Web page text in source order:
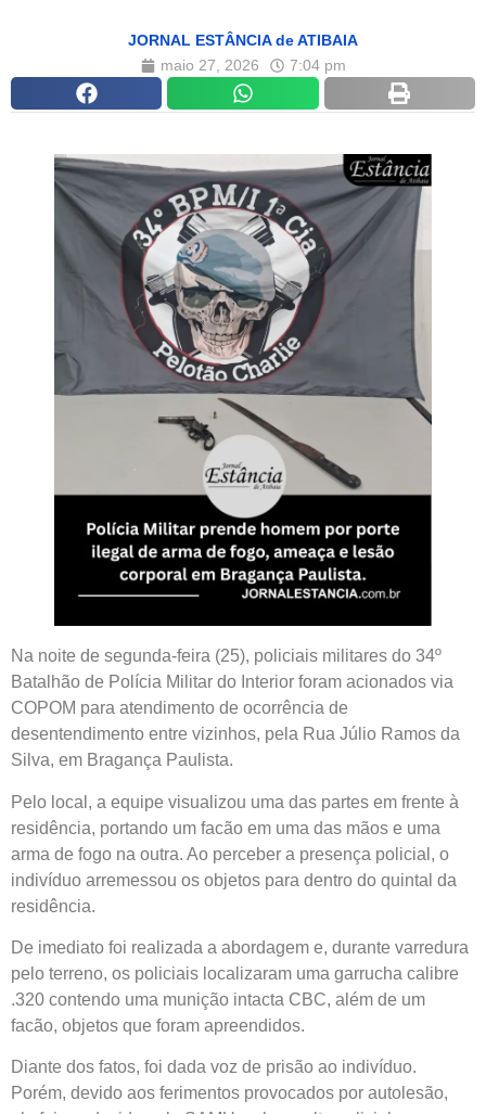
JORNAL ESTÂNCIA de ATIBAIA
maio 27, 2026
7:04 pm
Na noite de segunda-feira (25), policiais militares do 34º
Batalhão de Polícia Militar do Interior foram acionados via
COPOM para atendimento de ocorrência de
desentendimento entre vizinhos, pela Rua Júlio Ramos da
Silva, em Bragança Paulista.
Pelo local, a equipe visualizou uma das partes em frente à
residência, portando um facão em uma das mãos e uma
arma de fogo na outra. Ao perceber a presença policial, o
indivíduo arremessou os objetos para dentro do quintal da
residência.
De imediato foi realizada a abordagem e, durante varredura
pelo terreno, os policiais localizaram uma garrucha calibre
.320 contendo uma munição intacta CBC, além de um
facão, objetos que foram apreendidos.
Diante dos fatos, foi dada voz de prisão ao indivíduo.
Porém, devido aos ferimentos provocados por autolesão,